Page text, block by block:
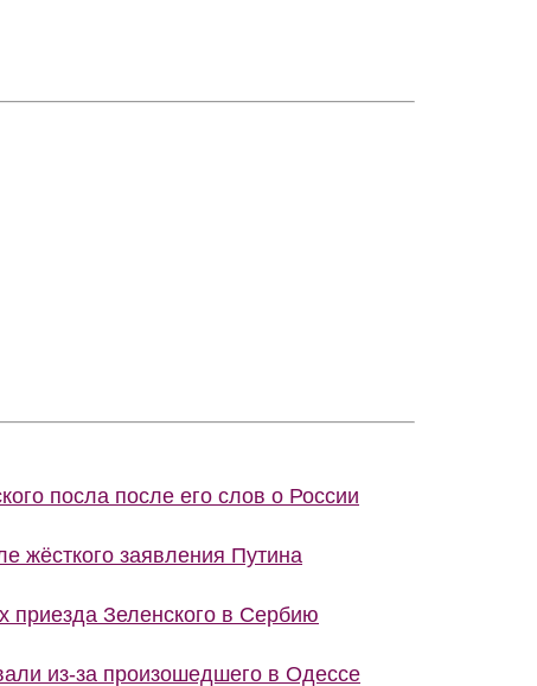
посла после его слов о России
жёсткого заявления Путина
приезда Зеленского в Сербию
из-за произошедшего в Одессе